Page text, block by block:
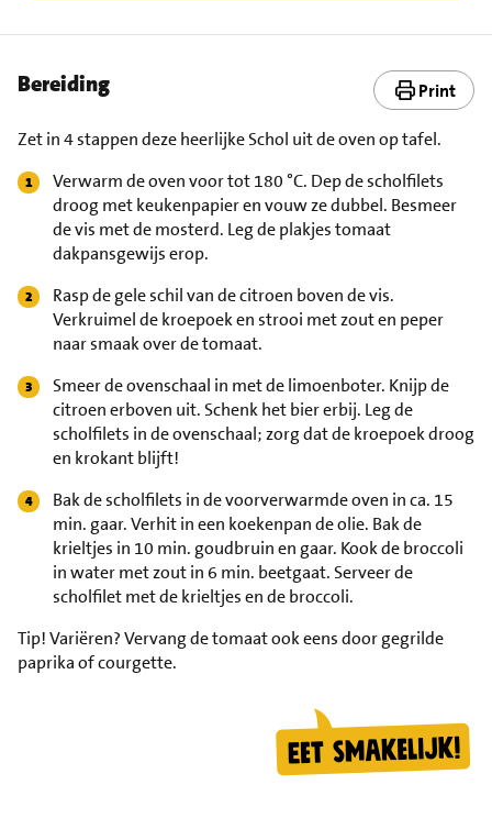
Bereiding Print
Zet in 4 stappen deze heerlijke Schol uit de oven op tafel.
Verwarm de oven voor tot 180 °C. Dep de scholfilets
droog met keukenpapier en vouw ze dubbel. Besmeer
de vis met de mosterd. Leg de plakjes tomaat
dakpansgewijs erop.
Rasp de gele schil van de citroen boven de vis.
Verkruimel de kroepoek en strooi met zout en peper
naar smaak over de tomaat.
Smeer de ovenschaal in met de limoenboter. Knijp de
citroen erboven uit. Schenk het bier erbij. Leg de
scholfilets in de ovenschaal; zorg dat de kroepoek droog
en krokant blijft!
Bak de scholfilets in de voorverwarmde oven in ca. 15
min. gaar. Verhit in een koekenpan de olie. Bak de
krieltjes in 10 min. goudbruin en gaar. Kook de broccoli
in water met zout in 6 min. beetgaat. Serveer de
scholfilet met de krieltjes en de broccoli.
Tip!Variëren? Vervang de tomaat ook eens door gegrilde
paprika of courgette.